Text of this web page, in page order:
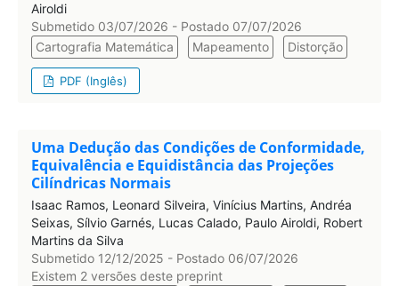
Airoldi
Submetido 03/07/2026 - Postado 07/07/2026
Cartografia Matemática
Mapeamento Distorção
PDF (Inglês)
Uma Dedução das Condições de Conformidade,
Equivalência e Equidistância das Projeções
Cilíndricas Normais
Isaac Ramos, Leonard Silveira, Vinícius Martins, Andréa
Seixas, Sílvio Garnés, Lucas Calado, Paulo Airoldi, Robert
Martins da Silva
Submetido 12/12/2025 - Postado 06/07/2026
Existem 2 versões deste preprint